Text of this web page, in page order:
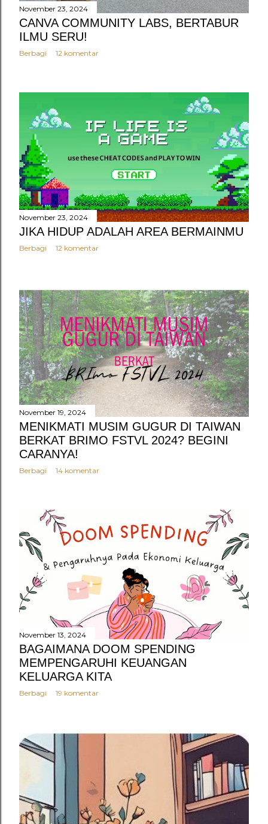
November 23, 2024
CANVA COMMUNITY LABS, BERTABUR
ILMU SERU!
Berbagi 12 komentar
November 23, 2024
JIKA HIDUP ADALAH AREA BERMAINMU
Berbagi 12 komentar
November 19, 2024
MENIKMATI MUSIM GUGUR DI TAIWAN
BERKAT BRIMO FSTVL 2024? BEGINI
CARANYA!
Berbagi 14 komentar
November 13, 2024
BAGAIMANA DOOM SPENDING
MEMPENGARUHI KEUANGAN
KELUARGA KITA
Berbagi 19 komentar